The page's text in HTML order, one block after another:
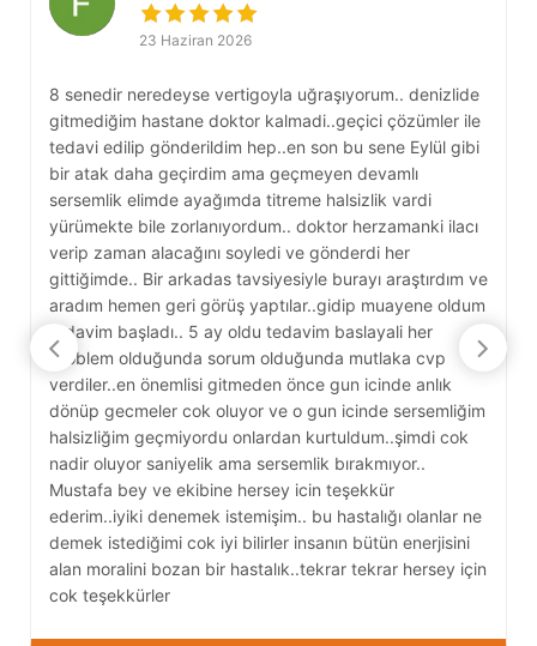
23 Haziran 2026
8 senedir neredeyse vertigoyla uğraşıyorum.. denizlide
gitmediğim hastane doktor kalmadi..geçici çözümler ile
tedavi edilip gönderildim hep..en son bu sene Eylül gibi
bir atak daha geçirdim ama geçmeyen devamlı
sersemlik elimde ayağımda titreme halsizlik vardi
yürümekte bile zorlanıyordum.. doktor herzamanki ilacı
verip zaman alacağını soyledi ve gönderdi her
gittiğimde.. Bir arkadas tavsiyesiyle burayı araştırdım ve
aradım hemen geri görüş yaptılar..gidip muayene oldum
tedavim başladı.. 5 ay oldu tedavim baslayali her
problem olduğunda sorum olduğunda mutlaka cvp
verdiler..en önemlisi gitmeden önce gun icinde anlık
dönüp gecmeler cok oluyor ve o gun icinde sersemliğim
halsizliğim geçmiyordu onlardan kurtuldum..şimdi cok
nadir oluyor saniyelik ama sersemlik bırakmıyor..
Mustafa bey ve ekibine hersey icin teşekkür
ederim..iyiki denemek istemişim.. bu hastalığı olanlar ne
demek istediğimi cok iyi bilirler insanın bütün enerjisini
alan moralini bozan bir hastalık..tekrar tekrar hersey için
cok teşekkürler